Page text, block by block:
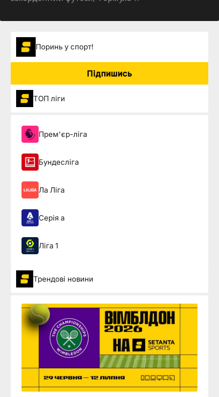
Поринь у спорт!
Підпишись
ТОП ліги
Прем'єр-ліга
Бундесліга
Ла Ліга
Серія а
Ліга 1
Трендові новини